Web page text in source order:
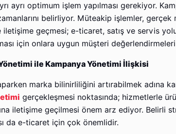
ayrı optimum işlem yapılması gerekiyor.
belirliyor. Müteakip işlemler,
iletişime geçmesi; e-ticaret, satış ve servis
için onlara uygun müşteri
ile Kampanya Yönetimi İlişkisi
marka bilinirliliğini artırabilmek adına
gerçekleşmesi noktasında; hizmetlerle
iletişime geçilmesi önem arz ediyor. Belirli
da e-ticaret için çok önemlidir.